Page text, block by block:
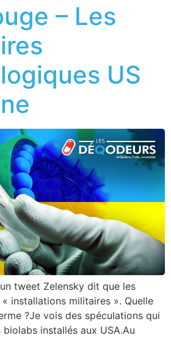
– Les
US
tweet Zelensky dit que les
installations militaires ». Quelle
?Je vois des spéculations qui
installés aux USA.Au